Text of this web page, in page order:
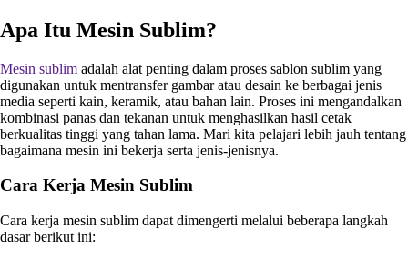
Apa Itu Mesin Sublim?
Mesin sublim adalah alat penting dalam proses sablon sublim yang
digunakan untuk mentransfer gambar atau desain ke berbagai jenis
media seperti kain, keramik, atau bahan lain. Proses ini mengandalkan
kombinasi panas dan tekanan untuk menghasilkan hasil cetak
berkualitas tinggi yang tahan lama. Mari kita pelajari lebih jauh tentang
bagaimana mesin ini bekerja serta jenis-jenisnya.
Cara Kerja Mesin Sublim
Cara kerja mesin sublim dapat dimengerti melalui beberapa langkah
dasar berikut ini: